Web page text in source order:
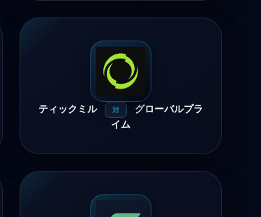
ティックミル 対
グローバルプラ
イム